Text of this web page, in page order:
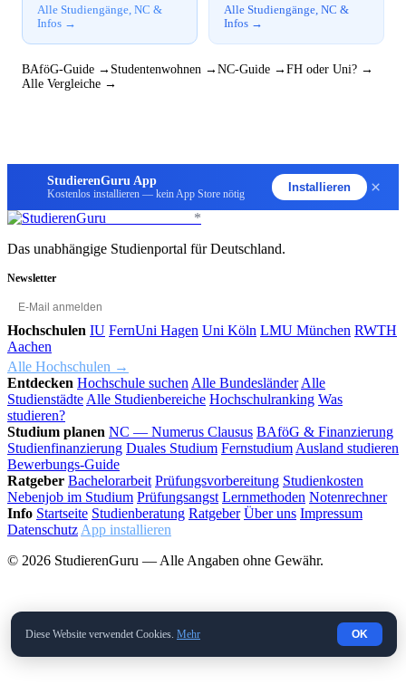
Alle Studiengänge, NC &
Infos →
Alle Studiengänge, NC &
Infos →
BAföG-Guide → Studentenwohnen → NC-Guide → FH oder Uni? →
Alle Vergleiche →
StudierenGuru App
Kostenlos installieren — kein App Store nötig Installieren ×
*
Das unabhängige Studienportal für Deutschland.
Newsletter
Hochschulen IU FernUni Hagen Uni Köln LMU München RWTH
Aachen
Alle Hochschulen →
Entdecken Hochschule suchen Alle Bundesländer Alle
Studienstädte Alle Studienbereiche Hochschulranking Was
studieren?
Studium planen NC — Numerus Clausus BAföG & Finanzierung
Studienfinanzierung Duales Studium Fernstudium Ausland studieren
Bewerbungs-Guide
Ratgeber Bachelorarbeit Prüfungsvorbereitung Studienkosten
Nebenjob im Studium Prüfungsangst Lernmethoden Notenrechner
Info Startseite Studienberatung Ratgeber Über uns Impressum
Datenschutz App installieren
© 2026 StudierenGuru — Alle Angaben ohne Gewähr.
Diese Website verwendet Cookies. Mehr OK